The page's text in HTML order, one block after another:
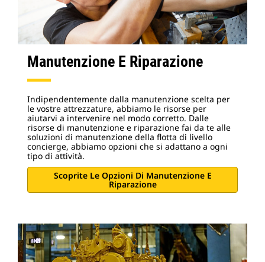
Manutenzione E Riparazione
Indipendentemente dalla manutenzione scelta per
le vostre attrezzature, abbiamo le risorse per
aiutarvi a intervenire nel modo corretto. Dalle
risorse di manutenzione e riparazione fai da te alle
soluzioni di manutenzione della flotta di livello
concierge, abbiamo opzioni che si adattano a ogni
tipo di attività.
Scoprite Le Opzioni Di Manutenzione E
Riparazione